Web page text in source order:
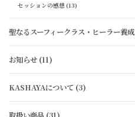
セッションの感想 (13)
聖なるスーフィークラス・ヒーラー養成
お知らせ (11)
KASHAYAについて (3)